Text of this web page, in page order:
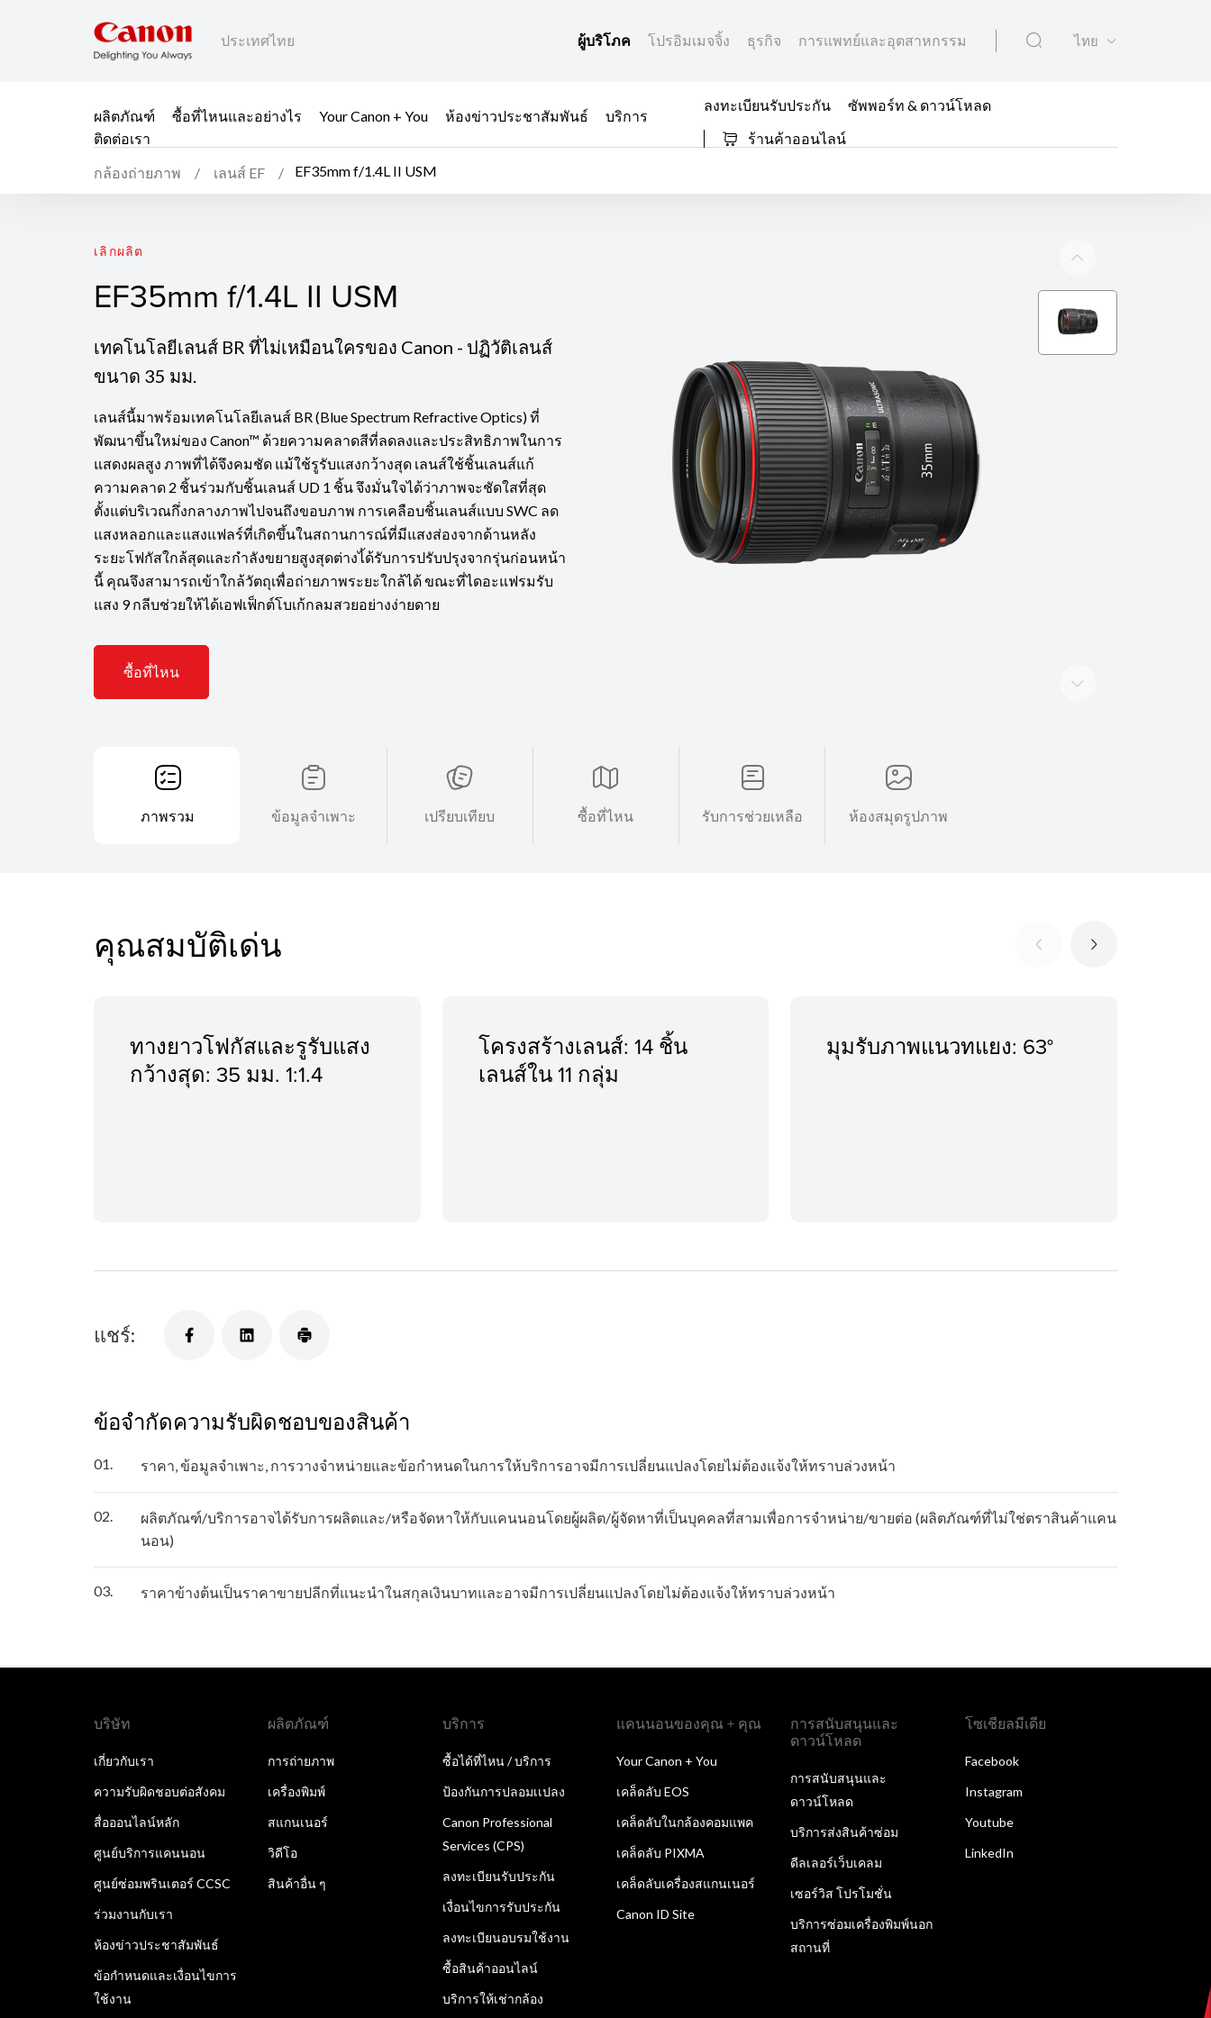
ประเทศไทย ผู้บริโภค โปรอิมเมจจิ้ง ธุรกิจ การแพทย์และอุตสาหกรรม ไทย
ผลิตภัณฑ์ ซื้อที่ไหนและอย่างไร Your Canon + You ห้องข่าวประชาสัมพันธ์
บริการ
ติดต่อเรา
ลงทะเบียนรับประกัน
ซัพพอร์ท & ดาวน์โหลด
ร้านค้าออนไลน์
กล้องถ่ายภาพ เลนส์ EF EF35mm f/1.4L II USM
EF35mm f/1.4L II USM
เลิกผลิต
EF35mm f/1.4L II USM
เทคโนโลยีเลนส์ BR ที่ไม่เหมือนใครของ Canon - ปฏิวัติเลนส์
ขนาด 35 มม.
เลนส์นี้มาพร้อมเทคโนโลยีเลนส์ BR (Blue Spectrum Refractive Optics) ที่
พัฒนาขึ้นใหม่ของ Canon™ ด้วยความคลาดสีที่ลดลงและประสิทธิภาพในการ
แสดงผลสูง ภาพที่ได้จึงคมชัด แม้ใช้รูรับแสงกว้างสุด เลนส์ใช้ชิ้นเลนส์แก้
ความคลาด 2 ชิ้นร่วมกับชิ้นเลนส์ UD 1 ชิ้น จึงมั่นใจได้ว่าภาพจะชัดใสที่สุด
ตั้งแต่บริเวณกึ่งกลางภาพไปจนถึงขอบภาพ การเคลือบชิ้นเลนส์แบบ SWC ลด
แสงหลอกและแสงแฟลร์ที่เกิดขึ้นในสถานการณ์ที่มีแสงส่องจากด้านหลัง
ระยะโฟกัสใกล้สุดและกำลังขยายสูงสุดต่างไ้ด้รับการปรับปรุงจากรุ่นก่อนหน้า
นี้ คุณจึงสามารถเข้าใกล้วัตถุเพื่อถ่ายภาพระยะใกล้ได้ ขณะที่ไดอะแฟรมรับ
แสง 9 กลีบช่วยให้ได้เอฟเฟ็กต์โบเก้กลมสวยอย่างง่ายดาย
ซื้อที่ไหน
ภาพรวม ข้อมูลจำเพาะ เปรียบเทียบ ซื้อที่ไหน รับการช่วยเหลือ ห้องสมุดรูปภาพ
คุณสมบัติเด่น
ทางยาวโฟกัสและรูรับแสง
กว้างสุด: 35 มม. 1:1.4
โครงสร้างเลนส์: 14 ชิ้น
เลนส์ใน 11 กลุ่ม
มุมรับภาพแนวทแยง: 63°
แชร์:
ข้อจำกัดความรับผิดชอบของสินค้า
01. ราคา, ข้อมูลจำเพาะ, การวางจำหน่ายและข้อกำหนดในการให้บริการอาจมีการเปลี่ยนแปลงโดยไม่ต้องแจ้งให้ทราบล่วงหน้า
02.
ผลิตภัณฑ์/บริการอาจได้รับการผลิตและ/หรือจัดหาให้กับแคนนอนโดยผู้ผลิต/ผู้จัดหาที่เป็นบุคคลที่สามเพื่อการจำหน่าย/ขายต่อ (ผลิตภัณฑ์ที่ไม่ใช่ตราสินค้าแคน
นอน)
03. ราคาข้างต้นเป็นราคาขายปลีกที่แนะนำในสกุลเงินบาทและอาจมีการเปลี่ยนแปลงโดยไม่ต้องแจ้งให้ทราบล่วงหน้า
บริษัท
เกี่ยวกับเรา
ความรับผิดชอบต่อสังคม
สื่อออนไลน์หลัก
ศูนย์บริการแคนนอน
ศูนย์ซ่อมพรินเตอร์ CCSC
ร่วมงานกับเรา
ห้องข่าวประชาสัมพันธ์
ข้อกำหนดและเงื่อนไขการ
ใช้งาน
ผลิตภัณฑ์
การถ่ายภาพ
เครื่องพิมพ์
สแกนเนอร์
วิดีโอ
สินค้าอื่น ๆ
บริการ
ซื้อได้ที่ไหน / บริการ
ป้องกันการปลอมเเปลง
Canon Professional
Services (CPS)
ลงทะเบียนรับประกัน
เงื่อนไขการรับประกัน
ลงทะเบียนอบรมใช้งาน
ซื้อสินค้าออนไลน์
บริการให้เช่ากล้อง
แคนนอนของคุณ + คุณ
Your Canon + You
เคล็ดลับ EOS
เคล็ดลับในกล้องคอมแพค
เคล็ดลับ PIXMA
เคล็ดลับเครื่องสแกนเนอร์
Canon ID Site
การสนับสนุนและ
ดาวน์โหลด
การสนับสนุนและ
ดาวน์โหลด
บริการส่งสินค้าซ่อม
ดีลเลอร์เว็บเคลม
เซอร์วิส โปรโมชั่น
บริการซ่อมเครื่องพิมพ์นอก
สถานที่
โซเชียลมีเดีย
Facebook
Instagram
Youtube
LinkedIn